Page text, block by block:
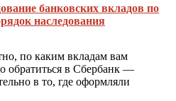
банковских вкладов по
наследования
по каким вкладам вам
обратиться в Сбербанк —
в то, где оформляли